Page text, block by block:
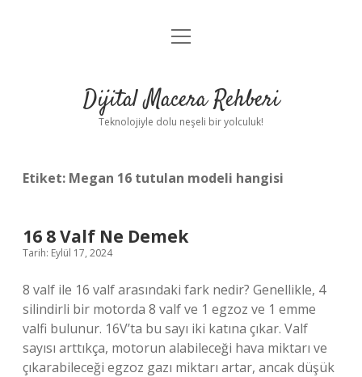
Anasayfa
Yasal Uyarı
menüyü
Dijital Macera Rehberi
Teknolojiyle dolu neşeli bir yolculuk!
Etiket: Megan 16 tutulan modeli hangisi
16 8 Valf Ne Demek
Tarih: Eylül 17, 2024
8 valf ile 16 valf arasındaki fark nedir? Genellikle, 4
silindirli bir motorda 8 valf ve 1 egzoz ve 1 emme
valfi bulunur. 16V’ta bu sayı iki katına çıkar. Valf
sayısı arttıkça, motorun alabileceği hava miktarı ve
çıkarabileceği egzoz gazı miktarı artar, ancak düşük